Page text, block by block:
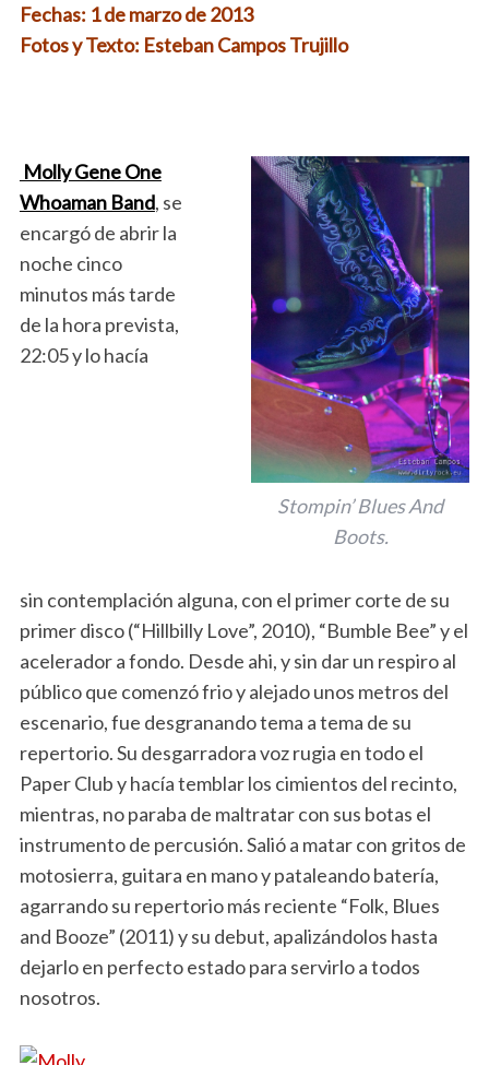
Fechas: 1 de marzo de 2013
Fotos y Texto: Esteban Campos Trujillo
Stompin’ Blues And
Boots.
Molly Gene One
Whoaman Band, se
encargó de abrir la
noche cinco
minutos más tarde
de la hora prevista,
22:05 y lo hacía
sin contemplación alguna, con el primer corte de su
primer disco (“Hillbilly Love”, 2010), “Bumble Bee” y el
acelerador a fondo. Desde ahi, y sin dar un respiro al
público que comenzó frio y alejado unos metros del
escenario, fue desgranando tema a tema de su
repertorio. Su desgarradora voz rugia en todo el
Paper Club y hacía temblar los cimientos del recinto,
mientras, no paraba de maltratar con sus botas el
instrumento de percusión. Salió a matar con gritos de
motosierra, guitara en mano y pataleando batería,
agarrando su repertorio más reciente “Folk, Blues
and Booze” (2011) y su debut, apalizándolos hasta
dejarlo en perfecto estado para servirlo a todos
nosotros.